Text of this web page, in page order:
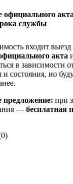
официального акта
службы
входит выезд
акта
в зависимости
и состояния, но
предложение: при
— бесплатная